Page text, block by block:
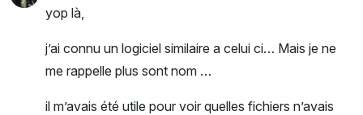
yop là,
j’ai connu un logiciel similaire a celui ci… Mais je ne
me rappelle plus sont nom …
il m’avais été utile pour voir quelles fichiers n’avais